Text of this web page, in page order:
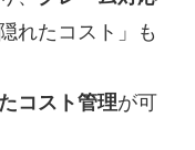
れたコスト」も
コスト管理が可